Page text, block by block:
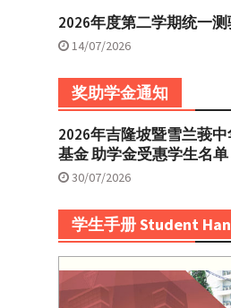
2026年度第二学期统一
14/07/2026
奖助学金通知
2026年吉隆坡暨雪兰莪
基金 助学金受惠学生名单
30/07/2026
学生手册 Student